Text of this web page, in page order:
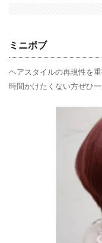
ミニボブ
ヘアスタイルの再現性を
時間かけたくない方ぜひ一